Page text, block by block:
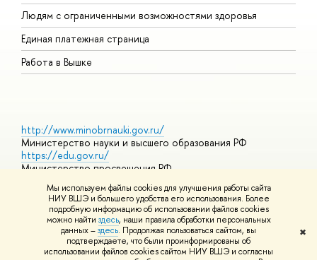
Мы используем файлы cookies для улучшения работы сайта
НИУ ВШЭ и большего удобства его использования. Более
подробную информацию об использовании файлов cookies
можно найти здесь, наши правила обработки персональных
данных –здесь. Продолжая пользоваться сайтом, вы
подтверждаете, что были проинформированы об
использовании файлов cookies сайтом НИУ ВШЭ и согласны
✖
Людям с ограниченными возможностями здоровья
Единая платежная страница
Работа в Вышке
http://www.minobrnauki.gov.ru/
Министерство науки и высшего образования РФ
https://edu.gov.ru/
Министерство просвещения РФ
Массовые открытые онлайн-курсы
© НИУ ВШЭ 1993–2026 Адреса и контактыУсловия
использования материалов Политика конфиденциальности